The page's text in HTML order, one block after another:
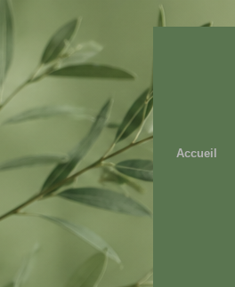
Accueil